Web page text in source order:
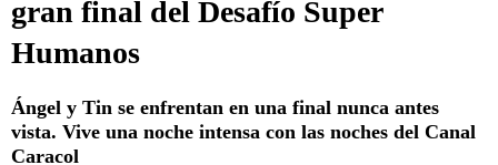
gran final del Desafío Super
Humanos
Ángel y Tin se enfrentan en una final nunca antes
vista. Vive una noche intensa con las noches del Canal
Caracol